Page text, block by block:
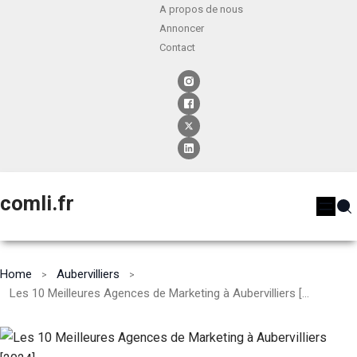
A propos de nous
Annoncer
Contact
comli.fr
Home
Aubervilliers
Les 10 Meilleures Agences de Marketing à Aubervilliers [2024]